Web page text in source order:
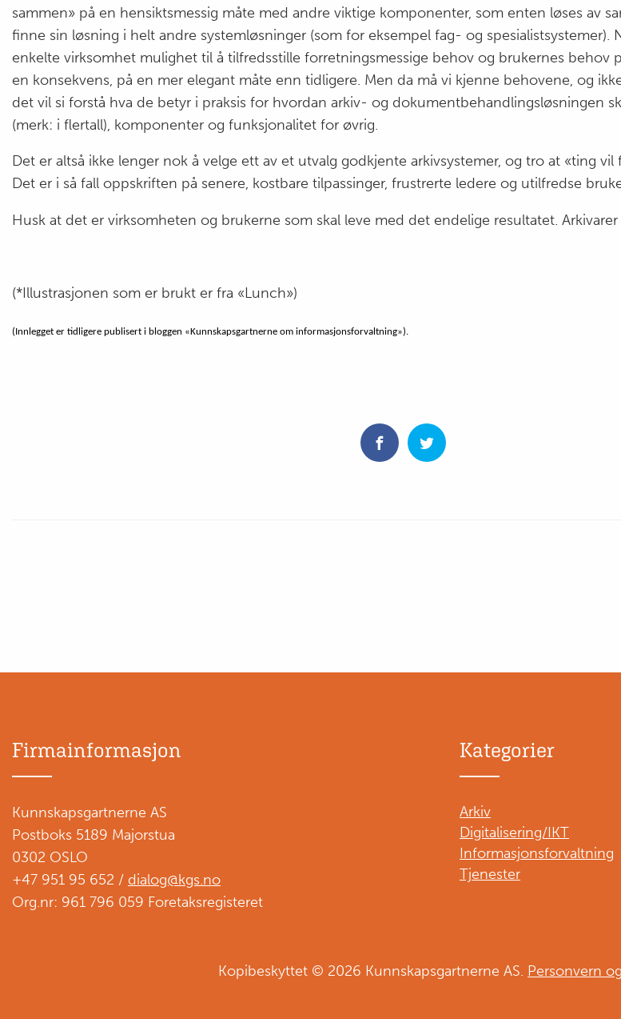
sammen» på en hensiktsmessig måte med andre viktige komponenter, som enten løses av
finne sin løsning i helt andre systemløsninger (som for eksempel fag- og spesialistsystemer).
enkelte virksomhet mulighet til å tilfredsstille forretningsmessige behov og brukernes behov
en konsekvens, på en mer elegant måte enn tidligere. Men da må vi kjenne behovene, og
det vil si forstå hva de betyr i praksis for hvordan arkiv- og dokumentbehandlingsløsningen
(merk: i flertall), komponenter og funksjonalitet for øvrig.
Det er altså ikke lenger nok å velge ett av et utvalg godkjente arkivsystemer, og tro at «ting vil
Det er i så fall oppskriften på senere, kostbare tilpassinger, frustrerte ledere og utilfredse
Husk at det er virksomheten og brukerne som skal leve med det endelige resultatet.
(*Illustrasjonen som er brukt er fra «Lunch»)
(Innlegget er tidligere publisert i bloggen «Kunnskapsgartnerne om informasjonsforvaltning»).
Firmainformasjon
Kunnskapsgartnerne AS
Postboks 5189 Majorstua
0302 OSLO
+47 951 95 652 / dialog@kgs.no
Org.nr: 961 796 059 Foretaksregisteret
Kategorier
Arkiv
Digitalisering/IKT
Informasjonsforvaltning
Tjenester
Kopibeskyttet © 2026 Kunnskapsgartnerne AS. Personvern